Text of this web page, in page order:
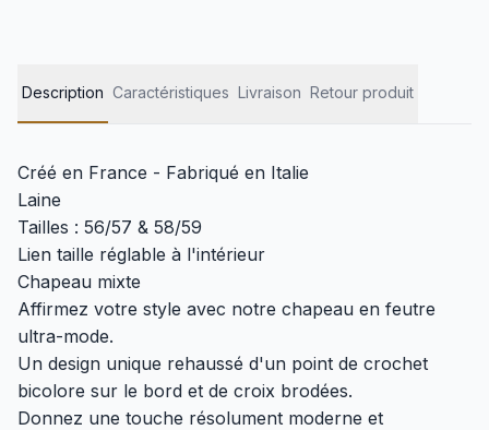
Description Caractéristiques Livraison Retour produit
Créé en France - Fabriqué en Italie
Laine
Tailles : 56/57 & 58/59
Lien taille réglable à l'intérieur
Chapeau mixte
Affirmez votre style avec notre chapeau en feutre
ultra-mode.
Un design unique rehaussé d'un point de crochet
bicolore sur le bord et de croix brodées.
Donnez une touche résolument moderne et